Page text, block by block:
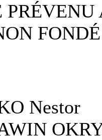
Nestor